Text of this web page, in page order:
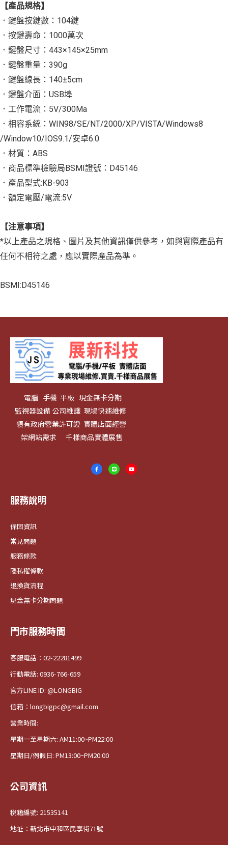
【產品規格】
．鍵盤按鍵數：104鍵
．按鍵壽命：1000萬次
．鍵盤尺寸：443×145×25mm
．鍵盤重量：390g
．鍵盤線長：140±5cm
．鍵盤介面：USB埠
．工作電流：5V/300Ma
．相容系統：WIN98/SE/NT/2000/XP/VISTA/Windows8
/Window10/IOS9.1/安卓6.0
．材質：ABS
．商品標準檢驗局BSMI證號：D45146
．產品型式:KB-903
．額定電壓/電流:5V
【注意事項】
*以上產品之規格、圖片及其他資訊僅供參考，如與實際產品有
任何不相符之處，應以實際產品為準。
BSMI:D45146
電腦 手機 平板 現金無卡分期
監視器設備 公司維護 現場快速維修
領有政府營業許可證 實體店面經營
架網站需求 千樣商品實體展售
服務說明
保固資訊
常見問題
服務條款
隱私權條款
退換貨流程
現金無卡分期問題
門市服務時間
客服電話：02-22281499
行動電話: 0936-766-659
官方LINE ID: @LONGBIG
信箱：longbigpc@gmail.com
營業時間:
星期一至星期六: AM11:00~PM22:00
星期日/例假日: PM13:00~PM20:00
公司資訊
稅籍編號: 21535141
地址：新北市中和區民享街71號